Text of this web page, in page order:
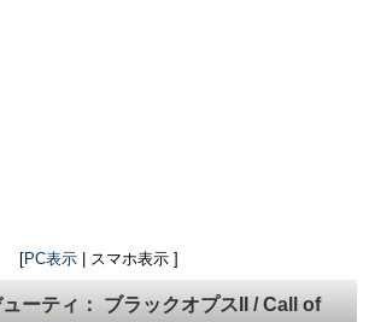
[PC表示 | スマホ表示 ]
ーティ： ブラックオプスII / Call of